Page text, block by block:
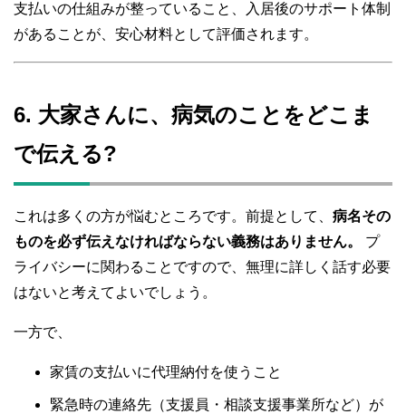
支払いの仕組みが整っていること、入居後のサポート体制
があることが、安心材料として評価されます。
6. 大家さんに、病気のことをどこま
で伝える?
これは多くの方が悩むところです。前提として、 病名その
ものを必ず伝えなければならない義務はありません。
プ
ライバシーに関わることですので、無理に詳しく話す必要
はないと考えてよいでしょう。
一方で、
家賃の支払いに代理納付を使うこと
緊急時の連絡先（支援員・相談支援事業所など）が